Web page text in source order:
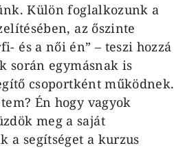
Külön foglalkozunk a
az őszinte
és a női én” – teszi hozzá
során egymásnak is
csoportként működnek.
Én hogy vagyok
meg a saját
a segítséget a kurzus